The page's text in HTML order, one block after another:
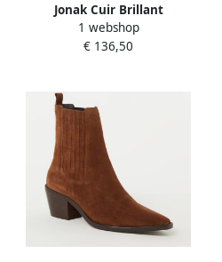
Jonak Cuir Brillant
enkellaarsje van leer met
lakfinish
1 webshop
€ 136,50